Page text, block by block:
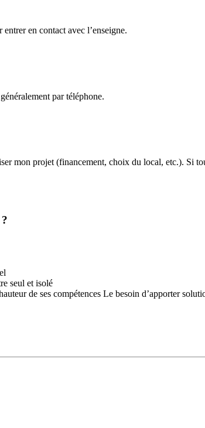
en contact avec l’enseigne.
par téléphone.
mon projet (financement, choix du local, etc.). Si
seul et isolé
de ses compétences Le besoin d’apporter